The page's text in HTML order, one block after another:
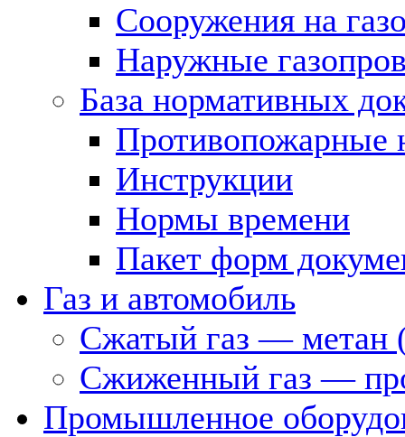
Сооружения на
Наружные
База нормативных
Противопожарные
Инструкции
Нормы времени
Пакет форм
Газ и автомобиль
Сжатый газ — метан
Сжиженный газ —
Промышленное